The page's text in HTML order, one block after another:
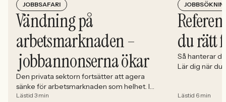
JOBBSAFARI
Vändning på
arbetsmarknaden –
jobbannonserna ökar
Den privata sektorn fortsätter att agera
sänke för arbetsmarknaden som helhet. I
april minskade antalet jobbannonser i
Lästid 3 min
du rätt
Så hanterar
Lär dig när du
Lästid 6 min